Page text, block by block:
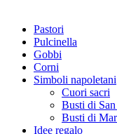
Pastori
Pulcinella
Gobbi
Corni
Simboli napoletani
Cuori sacri
Busti di
Busti di
Idee regalo